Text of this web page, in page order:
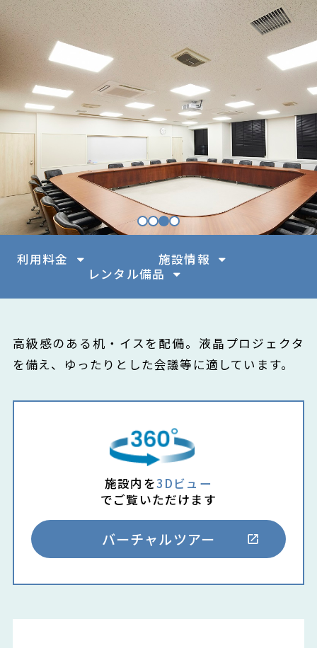
利用料金
施設情報
レンタル備品
高級感のある机・イスを配備。液晶プロジェクタ
を備え、ゆったりとした会議等に適しています。
施設内を3Dビュー
でご覧いただけます
バーチャルツアー